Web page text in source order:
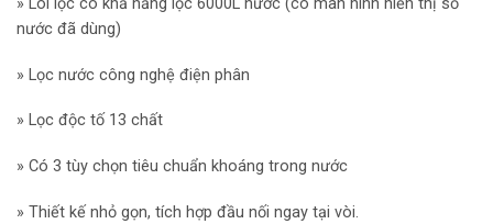
nước đã dùng)
» Lọc nước công nghệ điện phân
» Lọc độc tố 13 chất
» Có 3 tùy chọn tiêu chuẩn khoáng trong nước
» Thiết kế nhỏ gọn, tích hợp đầu nối ngay tại vòi.